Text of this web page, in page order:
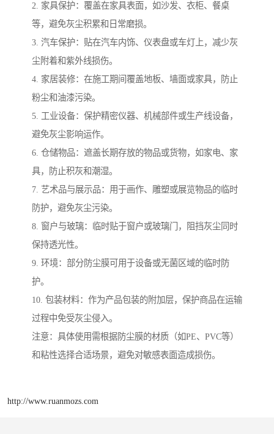
2. 家具保护：覆盖在家具表面，如沙发、衣柜、餐桌
等，避免灰尘积累和日常磨损。
3. 汽车保护：贴在汽车内饰、仪表盘或车灯上，减少灰
尘附着和紫外线损伤。
4. 家居装修：在施工期间覆盖地板、墙面或家具，防止
粉尘和油漆污染。
5. 工业设备：保护精密仪器、机械部件或生产线设备，
避免灰尘影响运作。
6. 仓储物品：遮盖长期存放的物品或货物，如家电、家
具，防止积灰和潮湿。
7. 艺术品与展示品：用于画作、雕塑或展览物品的临时
防护，避免灰尘污染。
8. 窗户与玻璃：临时贴于窗户或玻璃门，阻挡灰尘同时
保持透光性。
9. 环境：部分防尘膜可用于设备或无菌区域的临时防
护。
10. 包装材料：作为产品包装的附加层，保护商品在运输
过程中免受灰尘侵入。
注意：具体使用需根据防尘膜的材质（如PE、PVC等）
和粘性选择合适场景，避免对敏感表面造成损伤。
http://www.ruanmozs.com